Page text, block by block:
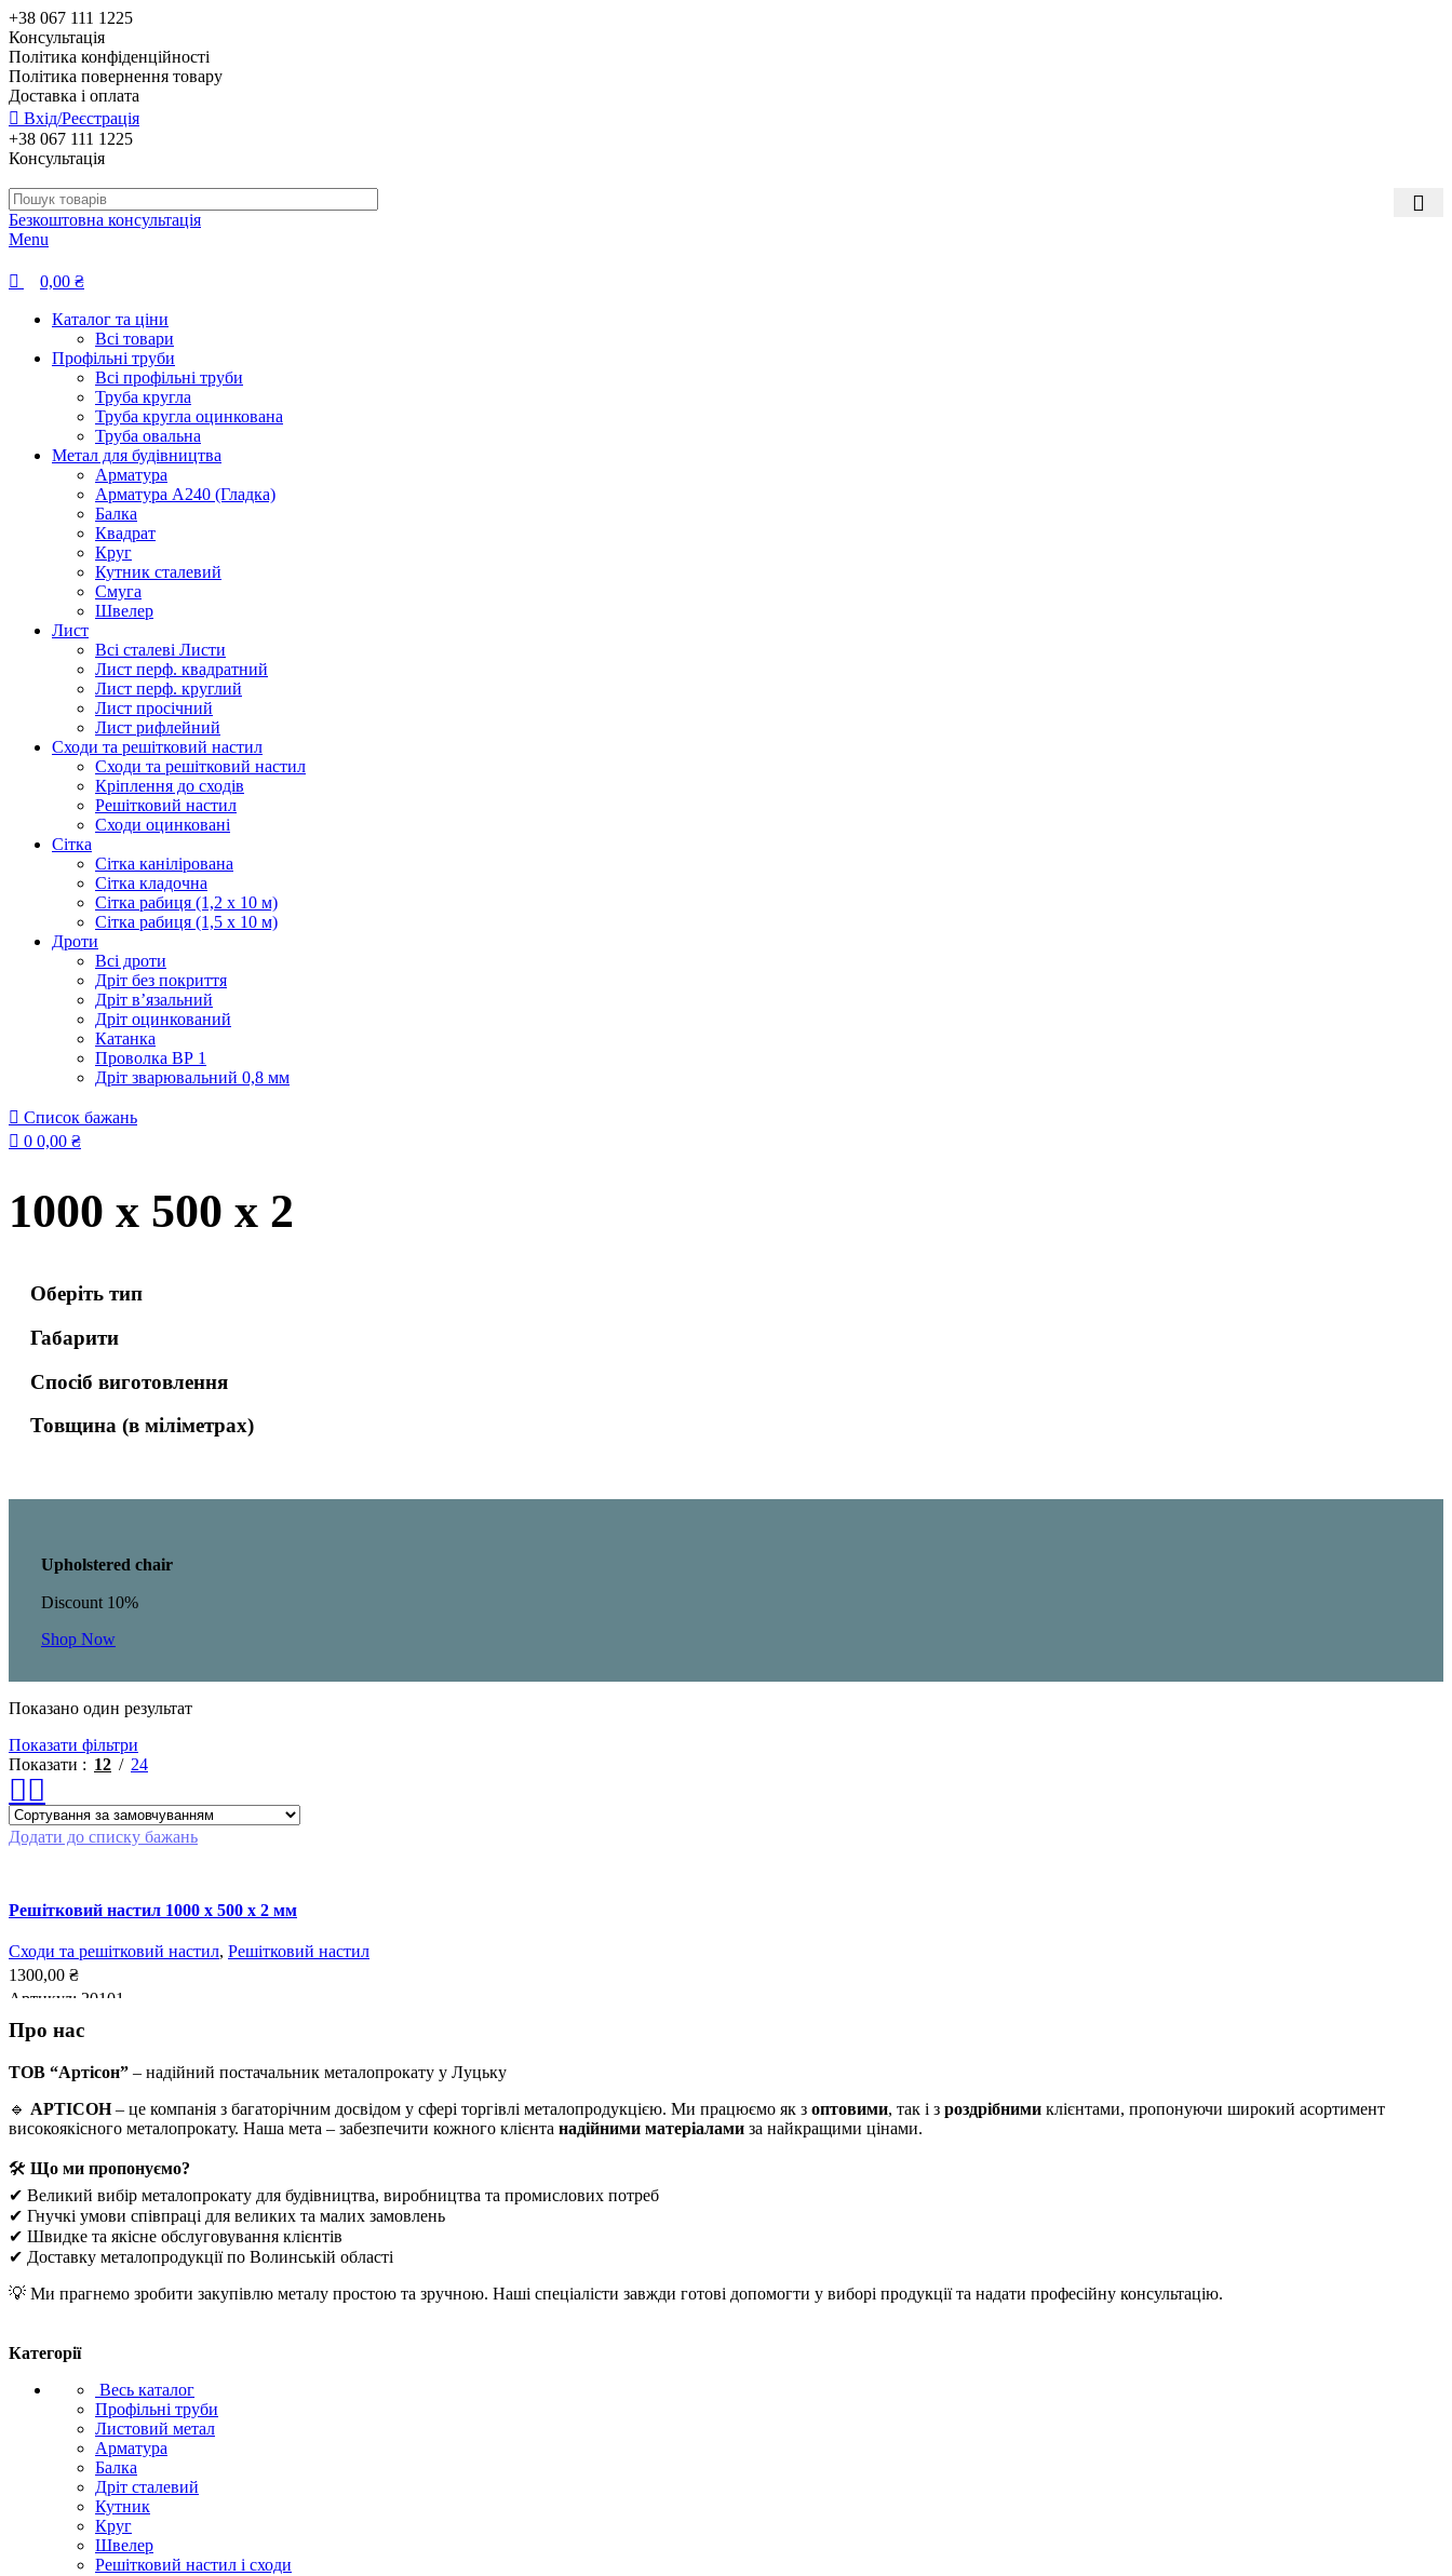
+38 067 111 1225
Консультація
Політика конфіденційності
Політика повернення товару
Доставка і оплата
Вхід/Реєстрація
+38 067 111 1225
Консультація
Безкоштовна консультація
Menu
0,00 ₴
Каталог та ціни
Всі товари
Профільні труби
Всі профільні труби
Труба кругла
Труба кругла оцинкована
Труба овальна
Метал для будівництва
Арматура
Арматура А240 (Гладка)
Балка
Квадрат
Круг
Кутник сталевий
Смуга
Швелер
Лист
Всі сталеві Листи
Лист перф. квадратний
Лист перф. круглий
Лист просічний
Лист рифлейний
Сходи та решітковий настил
Сходи та решітковий настил
Кріплення до сходів
Решітковий настил
Сходи оцинковані
Сітка
Сітка канілірована
Сітка кладочна
Сітка рабиця (1,2 x 10 м)
Сітка рабиця (1,5 x 10 м)
Дроти
Всі дроти
Дріт без покриття
Дріт в’язальний
Дріт оцинкований
Катанка
Проволка ВР 1
Дріт зварювальний 0,8 мм
Список бажань
0 0,00 ₴
1000 x 500 x 2
Оберіть тип
Габарити
Спосіб виготовлення
Товщина (в міліметрах)
Upholstered chair
Discount 10%
Shop Now
Показано один результат
Показати фільтри
Показати
12 24
Додати до списку бажань
Решітковий настил 1000 x 500 x 2 мм
Сходи та решітковий настил, Решітковий настил
1300,00 ₴
Артикул: 20101
ДОДАТИ В КОШИК
Про нас
ТОВ “Артісон” – надійний постачальник металопрокату у Луцьку
🔹 АРТІСОН– це компанія з багаторічним досвідом у сфері торгівлі металопродукцією. Ми працюємо як з оптовими, так і з роздрібними клієнтами, пропонуючи широкий асортимент
високоякісного металопрокату. Наша мета – забезпечити кожного клієнта надійними матеріалами за найкращими цінами.
🛠 Що ми пропонуємо?
✔ Великий вибір металопрокату для будівництва, виробництва та промислових потреб
✔ Гнучкі умови співпраці для великих та малих замовлень
✔ Швидке та якісне обслуговування клієнтів
✔ Доставку металопродукції по Волинській області
💡 Ми прагнемо зробити закупівлю металу простою та зручною. Наші спеціалісти завжди готові допомогти у виборі продукції та надати професійну консультацію.
Категорії
Весь каталог
Профільні труби
Листовий метал
Арматура
Балка
Дріт сталевий
Кутник
Круг
Швелер
Решітковий настил і сходи